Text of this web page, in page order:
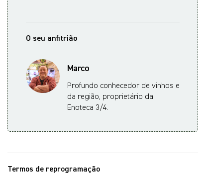
O seu anfitrião
Marco
Profundo conhecedor de vinhos e
da região, proprietário da
Enoteca 3/4.
Termos de reprogramação